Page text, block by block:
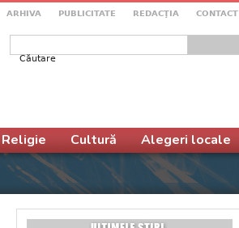
ARHIVA PUBLICITATE REDACŢIA CONTACT
Formular de căutare
Religie Cultură Alegeri locale